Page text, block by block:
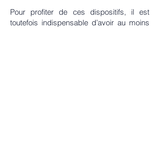
Pour profiter de ces dispositifs, il est
toutefois indispensable d’avoir au moins